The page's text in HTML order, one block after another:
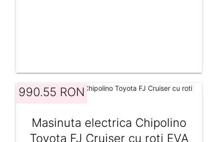
990.55 RON
Masinuta electrica Chipolino
Toyota FJ Cruiser cu roti EVA